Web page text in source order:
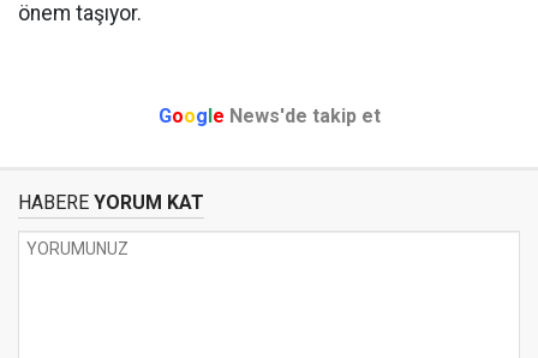
önem taşıyor.
Goog e News'de takip et
HABERE YORUM KAT